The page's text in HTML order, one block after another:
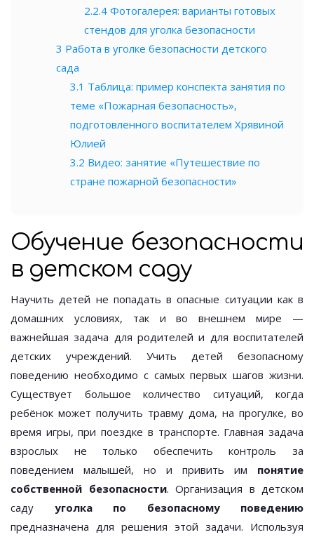
2.2.4 Фотогалерея: варианты готовых
стендов для уголка безопасности
3 Работа в уголке безопасности детского
сада
3.1 Таблица: пример конспекта занятия по
теме «Пожарная безопасность»,
подготовленного воспитателем Хрявиной
Юлией
3.2 Видео: занятие «Путешествие по
стране пожарной безопасности»
Обучение безопасности
в детском саду
Научить детей не попадать в опасные ситуации как в
домашних условиях, так и во внешнем мире —
важнейшая задача для родителей и для воспитателей
детских учреждений. Учить детей безопасному
поведению необходимо с самых первых шагов жизни.
Существует большое количество ситуаций, когда
ребёнок может получить травму дома, на прогулке, во
время игры, при поездке в транспорте. Главная задача
взрослых не только обеспечить контроль за
поведением малышей, но и привить им понятие
собственной безопасности. Организация в детском
саду уголка по безопасному поведению
предназначена для решения этой задачи. Используя